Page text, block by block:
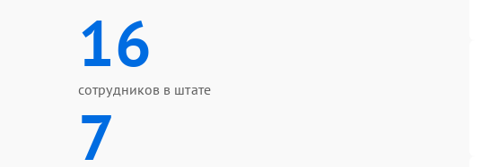
16
сотрудников в штате
7